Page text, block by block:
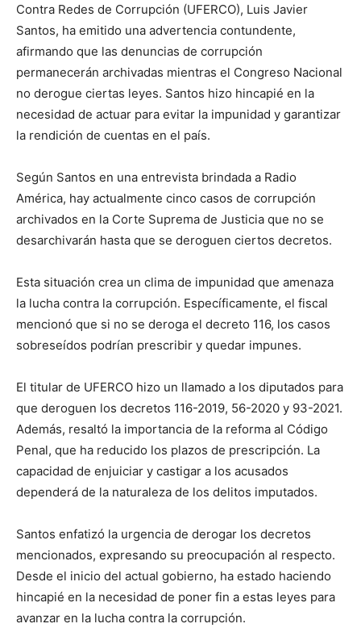
Contra Redes de Corrupción (UFERCO), Luis Javier
Santos, ha emitido una advertencia contundente,
afirmando que las denuncias de corrupción
permanecerán archivadas mientras el Congreso Nacional
no derogue ciertas leyes. Santos hizo hincapié en la
necesidad de actuar para evitar la impunidad y garantizar
la rendición de cuentas en el país.
Según Santos en una entrevista brindada a Radio
América, hay actualmente cinco casos de corrupción
archivados en la Corte Suprema de Justicia que no se
desarchivarán hasta que se deroguen ciertos decretos.
Esta situación crea un clima de impunidad que amenaza
la lucha contra la corrupción. Específicamente, el fiscal
mencionó que si no se deroga el decreto 116, los casos
sobreseídos podrían prescribir y quedar impunes.
El titular de UFERCO hizo un llamado a los diputados para
que deroguen los decretos 116-2019, 56-2020 y 93-2021.
Además, resaltó la importancia de la reforma al Código
Penal, que ha reducido los plazos de prescripción. La
capacidad de enjuiciar y castigar a los acusados
dependerá de la naturaleza de los delitos imputados.
Santos enfatizó la urgencia de derogar los decretos
mencionados, expresando su preocupación al respecto.
Desde el inicio del actual gobierno, ha estado haciendo
hincapié en la necesidad de poner fin a estas leyes para
avanzar en la lucha contra la corrupción.